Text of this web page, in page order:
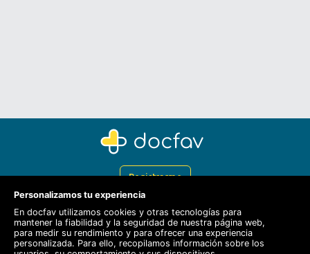
Registrarme
Docfav
Recursos
Personalizamos tu experiencia
En docfav utilizamos cookies y otras tecnologías para
mantener la fiabilidad y la seguridad de nuestra página web,
para medir su rendimiento y para ofrecer una experiencia
personalizada. Para ello, recopilamos información sobre los